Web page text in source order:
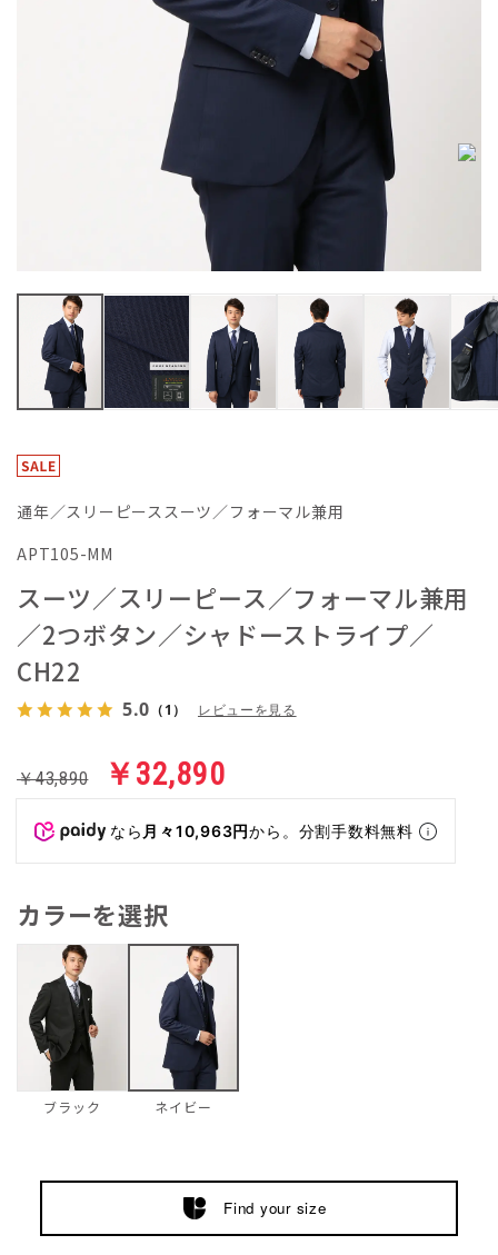
通年／スリーピーススーツ／フォーマル兼用
APT105-MM
スーツ／スリーピース／フォーマル兼用
／2つボタン／シャドーストライプ／
CH22
5.0 （1） レビューを見る
￥43,890 ￥32,890
なら 月々10,963円から。分割手数料無料
カラーを選択
ブラック ネイビー
Find your size